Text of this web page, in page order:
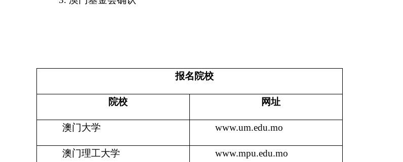
报名院校
院校 网址
澳门大学 www.um.edu.mo
澳门理工大学 www.mpu.edu.mo